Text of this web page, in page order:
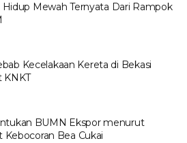
Hidup Mewah Ternyata Dari Rampok
Kecelakaan Kereta di Bekasi
KNKT
BUMN Ekspor menurut
Kebocoran Bea Cukai